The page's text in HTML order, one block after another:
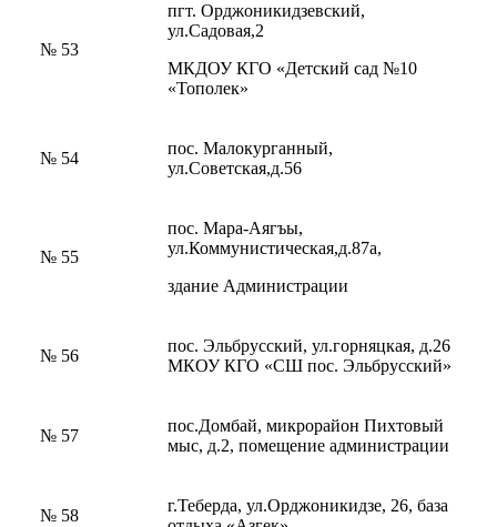
№ 53
пгт. Орджоникидзевский,
ул.Садовая,2
МКДОУ КГО «Детский сад №10
«Тополек»
№ 54
пос. Малокурганный,
ул.Советская,д.56
№ 55
пос. Мара-Аягъы,
ул.Коммунистическая,д.87а,
здание Администрации
№ 56
пос. Эльбрусский, ул.горняцкая, д.26
МКОУ КГО «СШ пос. Эльбрусский»
№ 57
пос.Домбай, микрорайон Пихтовый
мыс, д.2, помещение администрации
№ 58
г.Теберда, ул.Орджоникидзе, 26, база
Туризм